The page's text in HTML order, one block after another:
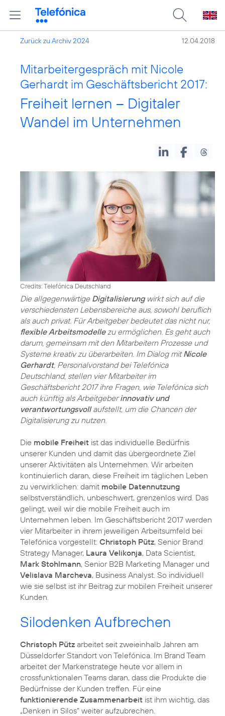
Zurück zu Archiv 2024 12.04.2018
Mitarbeitergespräch mit Nicole
Gerhardt im Geschäftsbericht 2017:
Freiheit lernen – Digitaler
Wandel im Unternehmen
Credits: Telefónica Deutschland
Die allgegenwärtige Digitalisierungwirkt sich auf die
verschiedensten Lebensbereiche aus, sowohl beruflich
als auch privat. Für Arbeitgeber bedeutet das nicht nur,
flexible Arbeitsmodellezu ermöglichen. Es geht auch
darum, gemeinsam mit den Mitarbeitern Prozesse und
Systeme kreativ zu überarbeiten. Im Dialog mitNicole
Gerhardt, Personalvorstand bei Telefónica
Deutschland, stellen vier Mitarbeiter im
Geschäftsbericht 2017 ihre Fragen, wie Telefónica sich
auch künftig als Arbeitgeberinnovativ und
verantwortungsvollaufstellt, um die Chancen der
Digitalisierung zu nutzen.
Die mobile Freiheit ist das individuelle Bedürfnis
unserer Kunden und damit das übergeordnete Ziel
unserer Aktivitäten als Unternehmen. Wir arbeiten
kontinuierlich daran, diese Freiheit im täglichen Leben
zu verwirklichen: damit mobile Datennutzung
selbstverständlich, unbeschwert, grenzenlos wird. Das
gelingt, weil wir die mobile Freiheit auch im
Unternehmen leben. Im Geschäftsbericht 2017 werden
vier Mitarbeiter in ihrem jeweiligen Arbeitsumfeld bei
Telefónica vorgestellt: Christoph Pütz, Senior Brand
Strategy Manager, Laura Velikonja, Data Scientist,
Mark Stohlmann, Senior B2B Marketing Manager und
Velislava Marcheva, Business Analyst. So individuell
wie sie selbst ist ihr Beitrag zur mobilen Freiheit unserer
Kunden.
Silodenken Aufbrechen
Christoph Pütz arbeitet seit zweieinhalb Jahren am
Düsseldorfer Standort von Telefónica. Im Brand Team
arbeitet der Markenstratege heute vor allem in
crossfunktionalen Teams daran, dass die Produkte die
Bedürfnisse der Kunden treffen. Für eine
funktionierende Zusammenarbeit ist ihm wichtig, das
„Denken in Silos“ weiter aufzubrechen.